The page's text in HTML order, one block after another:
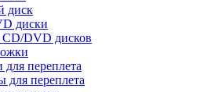
диск
диски
CD/DVD дисков
переплета
переплета